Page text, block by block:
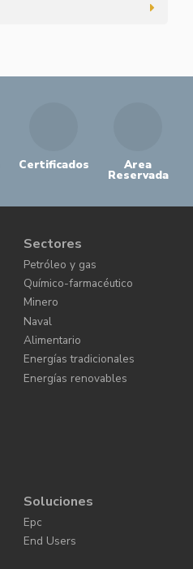
Certificados Area
Reservada
Sectores
Petróleo y gas
Químico-farmacéutico
Minero
Naval
Alimentario
Energías tradicionales
Energías renovables
Soluciones
Epc
End Users